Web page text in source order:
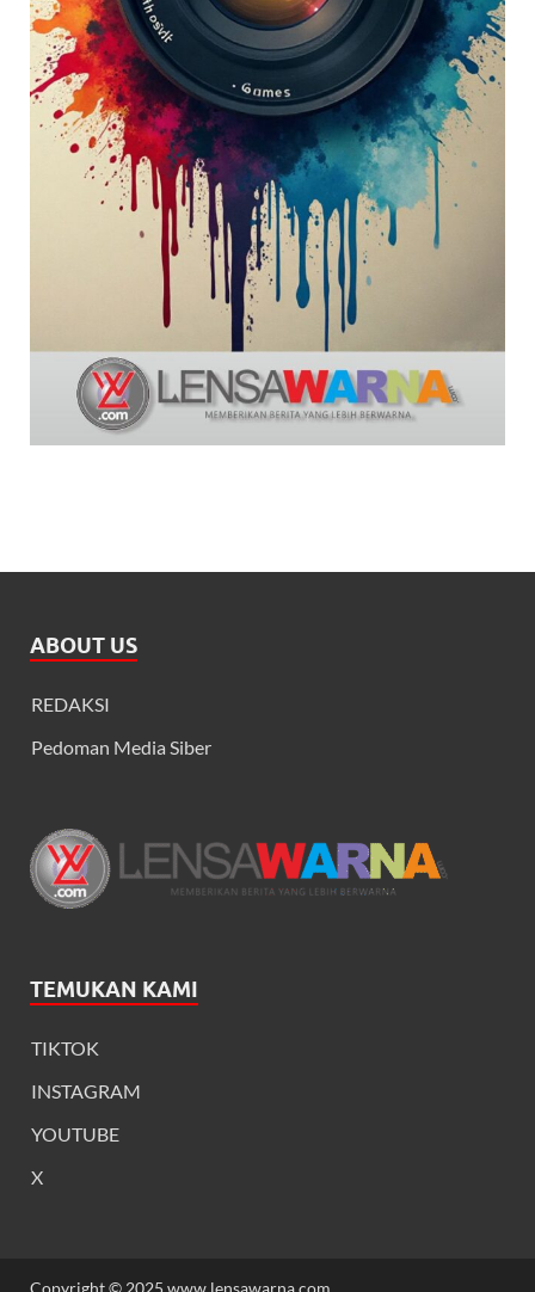
ABOUT US
REDAKSI
Pedoman Media Siber
TEMUKAN KAMI
TIKTOK
INSTAGRAM
YOUTUBE
X